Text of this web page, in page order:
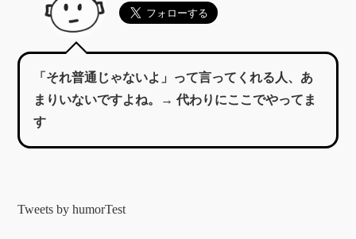
「それ普通じゃないよ」って言ってくれる人、あ
まりいないですよね。→ 代わりにここでやってま
す
Tweets by humorTest